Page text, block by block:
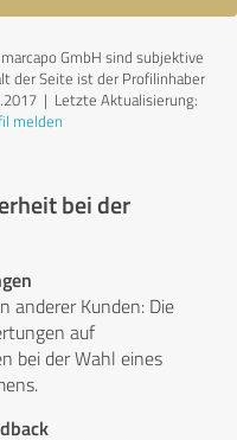
GmbH sind subjektive
der Seite ist der Profilinhaber
| Letzte Aktualisierung:
melden
bei der
anderer Kunden: Die
auf
bei der Wahl eines